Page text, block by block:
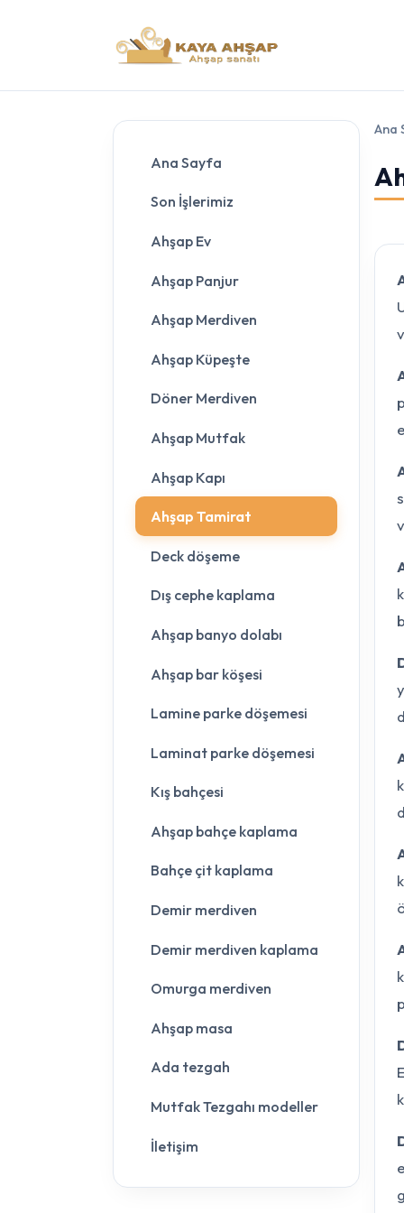
Ana Sayfa
Son İşlerimiz
Ahşap Ev
Ahşap Panjur
Ahşap Merdiven
Ahşap Küpeşte
Döner Merdiven
Ahşap Mutfak
Ahşap Kapı
Ahşap Tamirat
Deck döşeme
Dış cephe kaplama
Ahşap banyo dolabı
Ahşap bar köşesi
Lamine parke döşemesi
Laminat parke döşemesi
Kış bahçesi
Ahşap bahçe kaplama
Bahçe çit kaplama
Demir merdiven
Demir merdiven kaplama
Omurga merdiven
Ahşap masa
Ada tezgah
Mutfak Tezgahı modeller
İletişim
Ana